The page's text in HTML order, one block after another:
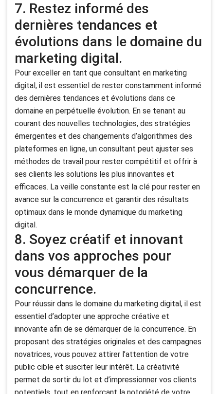
7. Restez informé des
dernières tendances et
évolutions dans le domaine du
marketing digital.
Pour exceller en tant que consultant en marketing
digital, il est essentiel de rester constamment informé
des dernières tendances et évolutions dans ce
domaine en perpétuelle évolution. En se tenant au
courant des nouvelles technologies, des stratégies
émergentes et des changements d’algorithmes des
plateformes en ligne, un consultant peut ajuster ses
méthodes de travail pour rester compétitif et offrir à
ses clients les solutions les plus innovantes et
efficaces. La veille constante est la clé pour rester en
avance sur la concurrence et garantir des résultats
optimaux dans le monde dynamique du marketing
digital.
8. Soyez créatif et innovant
dans vos approches pour
vous démarquer de la
concurrence.
Pour réussir dans le domaine du marketing digital, il est
essentiel d’adopter une approche créative et
innovante afin de se démarquer de la concurrence. En
proposant des stratégies originales et des campagnes
novatrices, vous pouvez attirer l’attention de votre
public cible et susciter leur intérêt. La créativité
permet de sortir du lot et d’impressionner vos clients